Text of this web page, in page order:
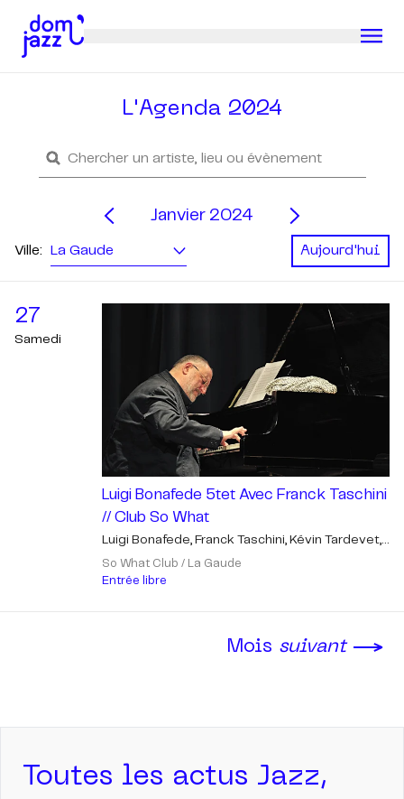
L'Agenda 2024
Janvier 2024
Ville: La Gaude Aujourd'hui
27
Samedi
Luigi Bonafede 5tet Avec Franck Taschini
// Club So What
Luigi Bonafede, Franck Taschini, Kévin Tardevet,
Alex Benvenuto, Laurent Lapchin
So What Club / La Gaude
Entrée libre
Mois suivant
Toutes les actus Jazz,